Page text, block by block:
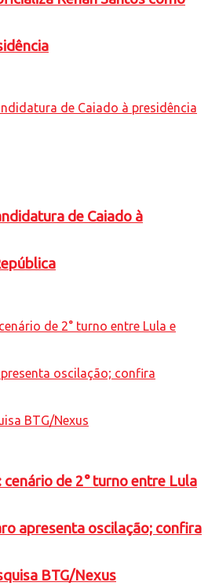
de Caiado à
cenário de 2° turno entre Lula
apresenta oscilação; confira
BTG/Nexus